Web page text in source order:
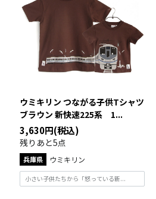
ウミキリン つながる子供Tシャツ
ブラウン 新快速225系 1...
3,630円(税込)
残りあと5点
兵庫県 ウミキリン
小さい子供たちから「怒っている新...